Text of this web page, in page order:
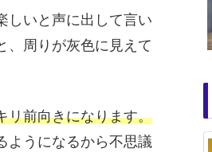
しいと声に出して言い
、周りが灰色に見えて
リ前向きになります。
ようになるから不思議